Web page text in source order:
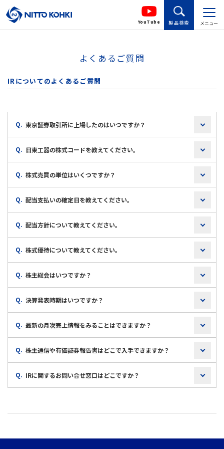
YouTube 製品検索 メニュー
よくあるご質問
IRについてのよくあるご質問
Q. 東京証券取引所に上場したのはいつですか？
Q. 日東工器の株式コードを教えてください。
Q. 株式売買の単位はいくつですか？
Q. 配当支払いの確定日を教えてください。
Q. 配当方針について教えてください。
Q. 株式優待について教えてください。
Q. 株主総会はいつですか？
Q. 決算発表時期はいつですか？
Q. 最新の月次売上情報をみることはできますか？
Q. 株主通信や有価証券報告書はどこで入手できますか？
Q. IRに関するお問い合せ窓口はどこですか？